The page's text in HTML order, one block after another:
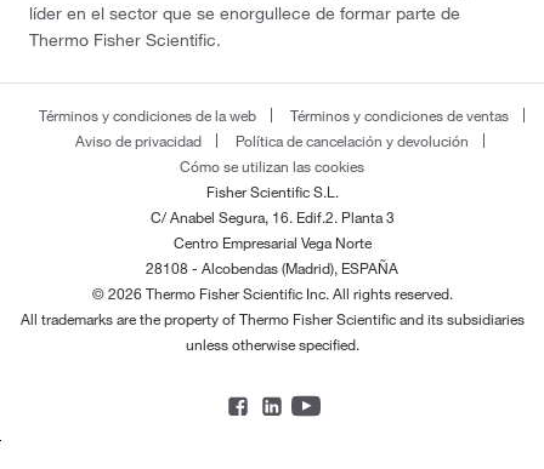
líder en el sector que se enorgullece de formar parte de
Thermo Fisher Scientific.
Términos y condiciones de la web
Términos y condiciones de ventas
Aviso de privacidad
Política de cancelación y devolución
Cómo se utilizan las cookies
Fisher Scientific S.L.
C/ Anabel Segura, 16. Edif.2. Planta 3
Centro Empresarial Vega Norte
28108 - Alcobendas (Madrid), ESPAÑA
© 2026 Thermo Fisher Scientific Inc. All rights reserved.
All trademarks are the property of Thermo Fisher Scientific and its subsidiaries
unless otherwise specified.